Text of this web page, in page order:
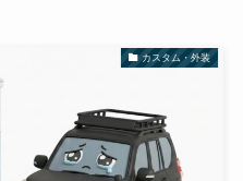
カスタム・外装